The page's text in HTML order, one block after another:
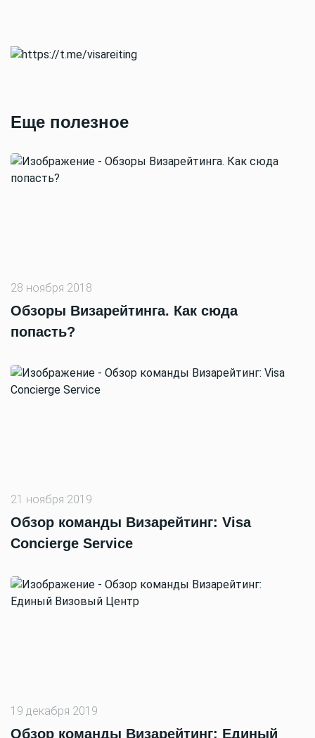
Еще полезное
28 ноября 2018
Обзоры Визарейтинга. Как сюда
попасть?
21 ноября 2019
Обзор команды Визарейтинг: Visa
Concierge Service
19 декабря 2019
Обзор команды Визарейтинг: Единый